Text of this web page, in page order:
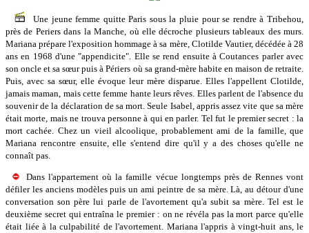
Une jeune femme quitte Paris sous la pluie pour se rendre à Tribehou,
près de Periers dans la Manche, où elle décroche plusieurs tableaux des murs.
Mariana prépare l'exposition hommage à sa mère, Clotilde Vautier, décédée à 28
ans en 1968 d'une "appendicite". Elle se rend ensuite à Coutances parler avec
son oncle et sa sœur puis à Périers où sa grand-mère habite en maison de retraite.
Puis, avec sa sœur, elle évoque leur mère disparue. Elles l'appellent Clotilde,
jamais maman, mais cette femme hante leurs rêves. Elles parlent de l'absence du
souvenir de la déclaration de sa mort. Seule Isabel, appris assez vite que sa mère
était morte, mais ne trouva personne à qui en parler. Tel fut le premier secret : la
mort cachée. Chez un vieil alcoolique, probablement ami de la famille, que
Mariana rencontre ensuite, elle s'entend dire qu'il y a des choses qu'elle ne
connaît pas.
Dans l'appartement où la famille vécue longtemps près de Rennes vont
défiler les anciens modèles puis un ami peintre de sa mère. Là, au détour d'une
conversation son père lui parle de l'avortement qu'a subit sa mère. Tel est le
deuxième secret qui entraîna le premier : on ne révéla pas la mort parce qu'elle
était liée à la culpabilité de l'avortement. Mariana l'appris à vingt-huit ans, le